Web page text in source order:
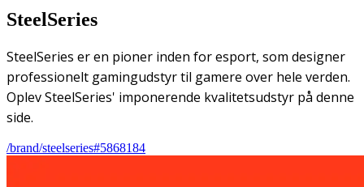
SteelSeries
SteelSeries er en pioner inden for esport, som designer
professionelt gamingudstyr til gamere over hele verden.
Oplev SteelSeries' imponerende kvalitetsudstyr på denne
side.
/brand/steelseries#5868184